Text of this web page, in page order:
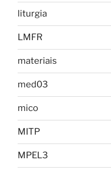
liturgia
LMFR
materiais
med03
mico
MITP
MPEL3